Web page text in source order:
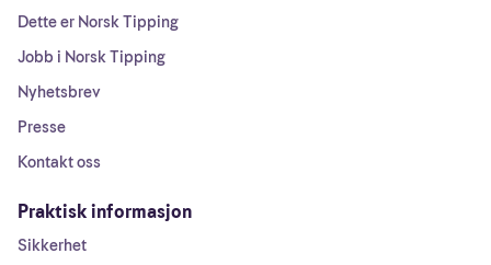
Dette er Norsk Tipping
Jobb i Norsk Tipping
Nyhetsbrev
Presse
Kontakt oss
Praktisk informasjon
Sikkerhet